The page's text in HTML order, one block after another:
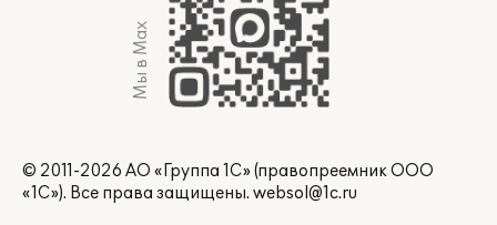
Мы в Max
© 2011-2026 АО «Группа 1С» (правопреемник ООО
«1С»). Все права защищены. websol@1c.ru